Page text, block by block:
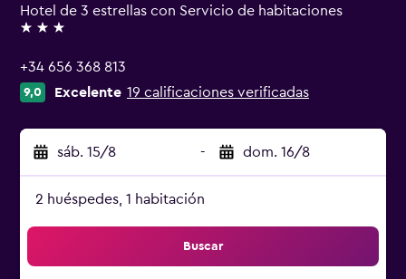
Hotel de 3 estrellas con Servicio de habitaciones
3 estrellas
+34 656 368 813
9,0 Excelente 19 calificaciones verificadas
sáb. 15/8 - dom. 16/8
2 huéspedes, 1 habitación
Buscar